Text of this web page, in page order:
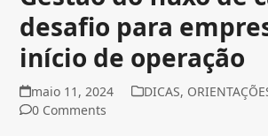
desafio para
início de operação
maio 11, 2024 DICAS,
0 Comments